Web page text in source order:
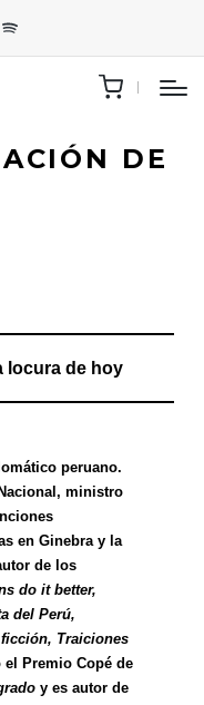
DE
locura de hoy
peruano.
ministro
en Ginebra y la
de los
do it better,
del Perú,
Traiciones
el Premio Copé de
y es autor de